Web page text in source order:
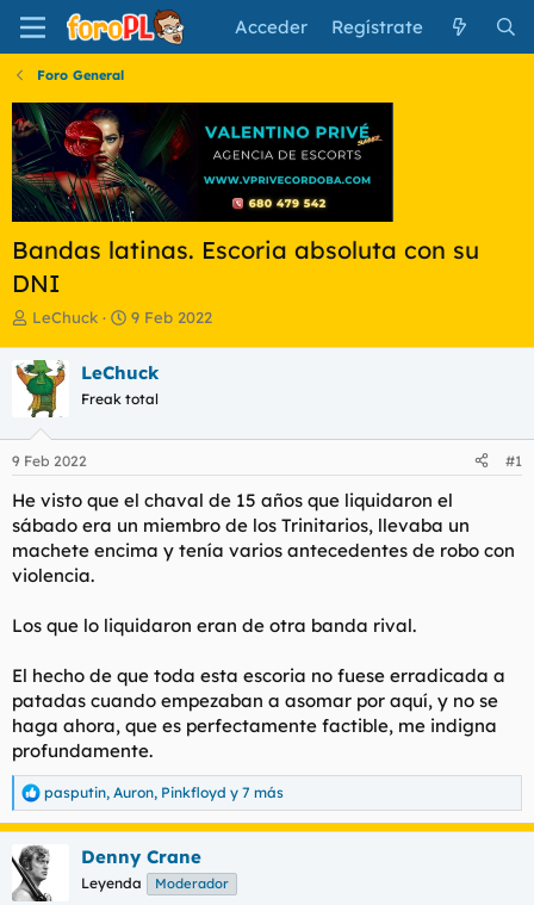
Acceder Regístrate
Foro General
Bandas latinas. Escoria absoluta con su
DNI
I
i
c
i
a
d
o
d
e
l
t
a
LeChuck
F
h
a
e
i
c
i
9 Feb 2022
LeChuck
Freak total
9 Feb 2022 #1
He visto que el chaval de 15 años que liquidaron el
sábado era un miembro de los Trinitarios, llevaba un
machete encima y tenía varios antecedentes de robo con
violencia.
Los que lo liquidaron eran de otra banda rival.
El hecho de que toda esta escoria no fuese erradicada a
patadas cuando empezaban a asomar por aquí, y no se
haga ahora, que es perfectamente factible, me indigna
profundamente.
R
e
a
c
c
i
pasputin, Auron, Pinkfloyd y 7 más
Denny Crane
Leyenda Moderador